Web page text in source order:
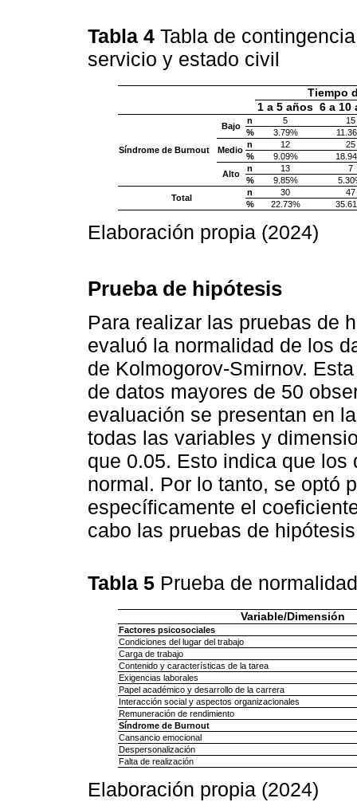
Tabla 4 Tabla de
servicio y estado civil
Tiempo
1 a 5 años 6 a 10
Síndrome de Burnout
Bajo
n 5
15
%
3.79%
Medio
n 12
25
%
9.09%
Alto
n 13
7
%
9.85%
Total
n 30
47
%
22.73%
Elaboración propia (2024)
Prueba de hipótesis
Para realizar las pruebas de
evaluó la normalidad de los
de Kolmogorov-Smirnov.
de datos mayores de 50
evaluación se presentan en
todas las variables y
que 0.05. Esto indica que
normal. Por lo tanto, se optó
específicamente el
cabo las pruebas de
Tabla 5 Prueba de
Variable/Dimensión
Factores psicosociales
Condiciones del lugar del trabajo
Carga de trabajo
Contenido y características de la tarea
Exigencias laborales
Papel académico y desarrollo de la carrera
Interacción social y aspectos organizacionales
Remuneración de rendimiento
Síndrome de Burnout
Cansancio emocional
Despersonalización
Falta de realización
Elaboración propia (2024)